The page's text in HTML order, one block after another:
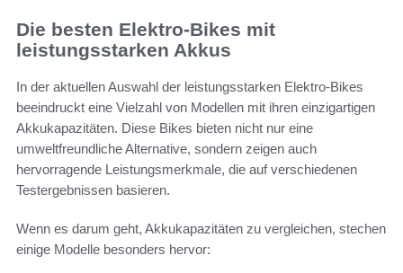
Die besten Elektro-Bikes mit
leistungsstarken Akkus
In der aktuellen Auswahl der leistungsstarken Elektro-Bikes
beeindruckt eine Vielzahl von Modellen mit ihren einzigartigen
Akkukapazitäten. Diese Bikes bieten nicht nur eine
umweltfreundliche Alternative, sondern zeigen auch
hervorragende Leistungsmerkmale, die auf verschiedenen
Testergebnissen basieren.
Wenn es darum geht, Akkukapazitäten zu vergleichen, stechen
einige Modelle besonders hervor: